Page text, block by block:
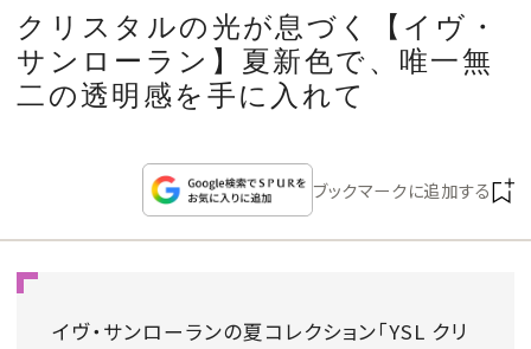
LIFESTYLE
CULTURE
CELEBRITY
WEDDING
クリスタルの光が息づく【イヴ・
サンローラン】夏新色で、唯一無
二の透明感を手に入れて
ブックマークに追加する
イヴ・サンローランの夏コレクション「YSL クリ